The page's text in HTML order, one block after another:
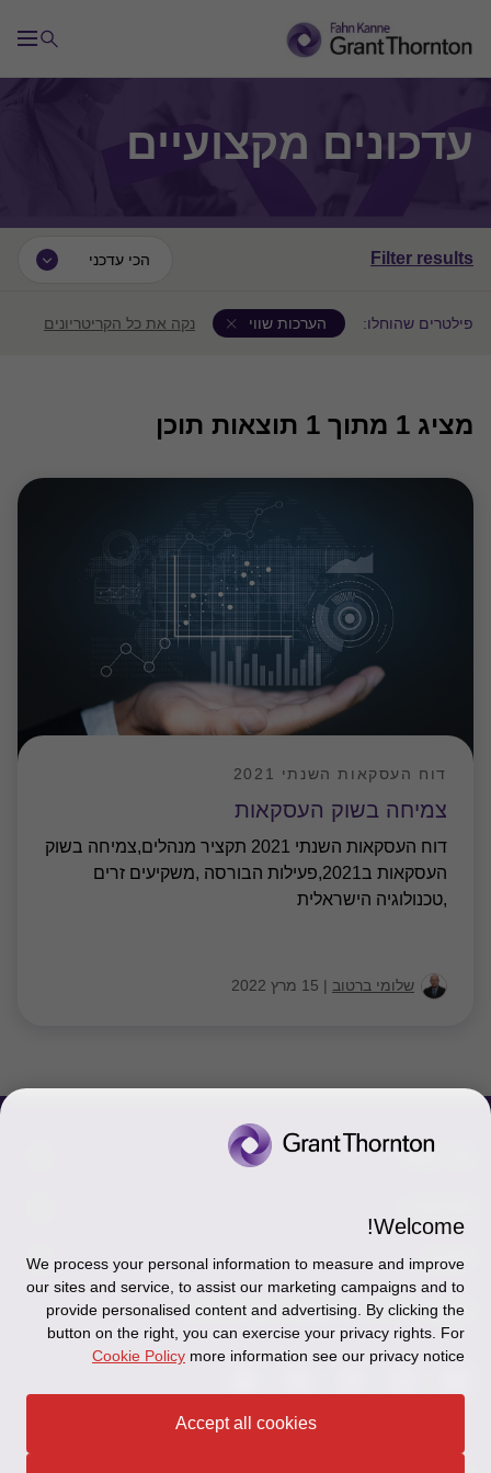
עדכונים מקצועיים
Filter results
פילטרים שהוחלו: הערכות שווי נקה את כל הקריטריונים
מציג 1 מתוך 1 תוצאות תוכן
הכי עדכני
צמיחה בשוק העסקאות
דוח העסקאות השנתי 2021
דוח העסקאות השנתי 2021 תקציר מנהלים,צמיחה בשוק
העסקאות ב2021,פעילות הבורסה ,משקיעים זרים
,טכנולוגיה הישראלית
שלומי ברטוב | 15 מרץ 2022
צור קשר
כניסה לעובדים - דוא"ל
כניסה לעובדים - דוחות עבודה
אודותינו
זיכרון והנצחה
תקנון
מדיניות הפרטיות
Disclaimer
Ethics Hotline
עקבו אחרינו ברשתות החברתיות
Welcome!
We process your personal information to measure and improve
our sites and service, to assist our marketing campaigns and to
provide personalised content and advertising. By clicking the
button on the right, you can exercise your privacy rights. For
more information see our privacy notice
Cookie Policy
Accept all cookies